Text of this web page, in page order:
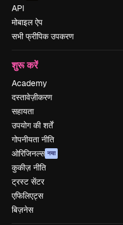
API
मोबाइल ऐप
सभी फ्रीपिक उपकरण
शुरू करें
Academy
दस्तावेज़ीकरण
सहायता
उपयोग की शर्तें
गोपनीयता नीति
ओरिजिनल्स नया
कुकीज़ नीति
ट्रस्ट सेंटर
एफिलिएट्स
बिज़नेस